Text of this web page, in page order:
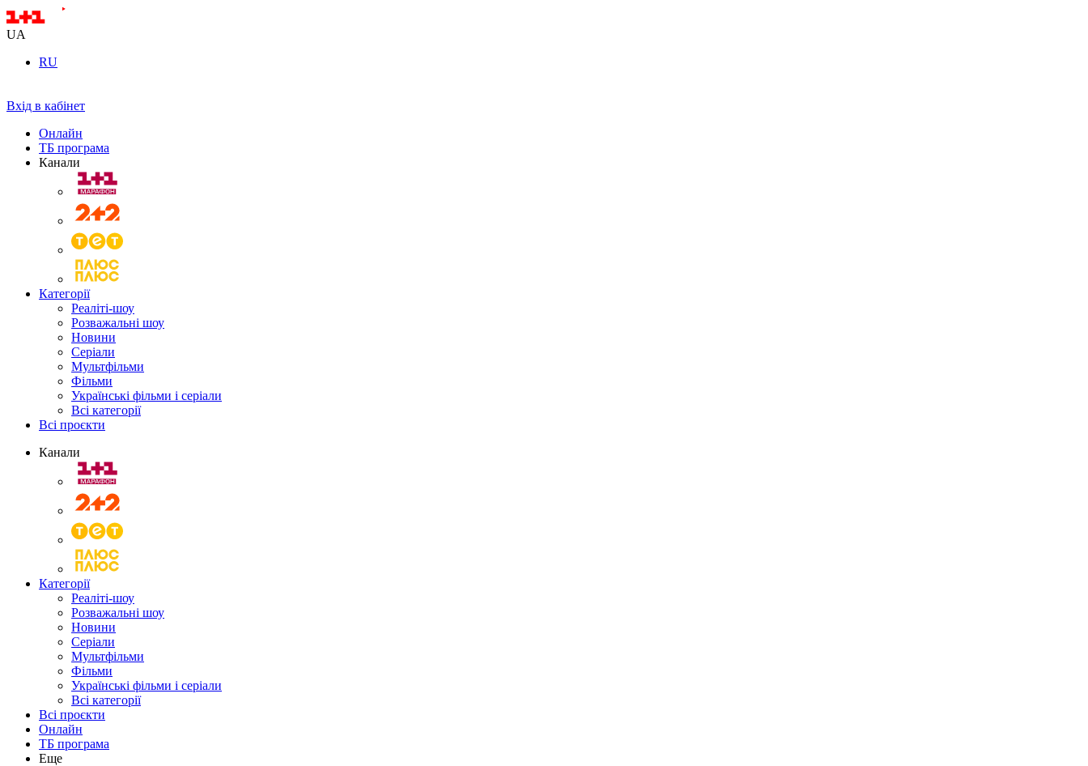
UA
RU
Вхід в кабінет
Онлайн
ТБ програма
Канали
Категорії
Реаліті-шоу
Розважальні шоу
Новини
Серіали
Мультфільми
Фільми
Українські фільми і серіали
Всі категорії
Всі проєкти
Канали
Категорії
Реаліті-шоу
Розважальні шоу
Новини
Серіали
Мультфільми
Фільми
Українські фільми і серіали
Всі категорії
Всі проєкти
Онлайн
ТБ програма
Еще